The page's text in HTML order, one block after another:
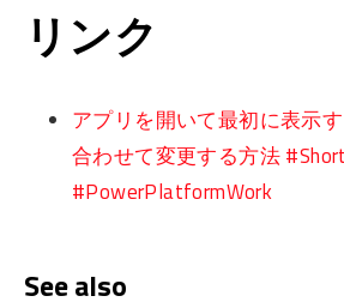
リンク
アプリを開いて最初に表示
合わせて変更する方法
#PowerPlatformWork
See also